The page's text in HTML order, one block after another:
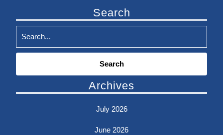
Search
Search
Archives
July 2026
June 2026